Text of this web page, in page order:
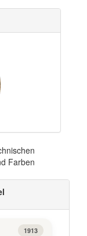
Farben
1913